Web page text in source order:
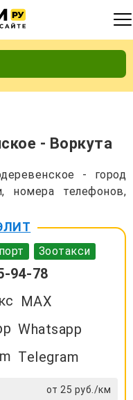
- Воркута
- город
номера телефонов,
Зоотакси
94-78
MAX
Whatsapp
Telegram
от 25 руб./км